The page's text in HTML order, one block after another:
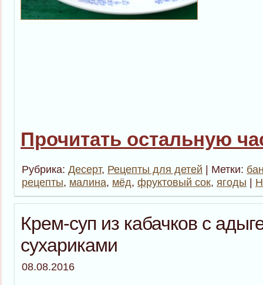
Прочитать остальную
Рубрика: Десерт, Рецепты для детей | Метки:
рецепты, малина, мёд, фруктовый сок, ягоды |
Крем-суп из кабачков с
сухариками
08.08.2016